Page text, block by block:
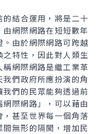
結合運用，將是二十
網際網路在短短數年
由於網際網路可跨越
特性，因此對人類生
網際網路是繼工業革
們政府所應扮演的角
們的民眾能夠透過前
際網路」，可以藉由
甚至世界每一個角落
無形的隔閡，增加民